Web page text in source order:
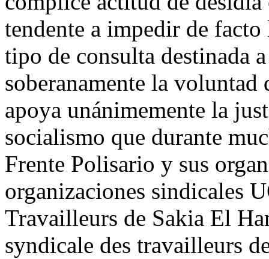
tendente a impedir de
tipo de consulta destinada
soberanamente la voluntad
apoya unánimemente la
socialismo que durante
Frente Polisario y sus
organizaciones sindicales
Travailleurs de Sakia El
syndicale des travailleurs